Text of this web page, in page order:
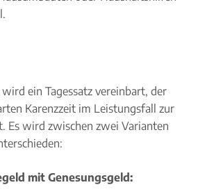
ein Tagessatz vereinbart, der
Karenzzeit im Leistungsfall zur
Es wird zwischen zwei Varianten
mit Genesungsgeld: